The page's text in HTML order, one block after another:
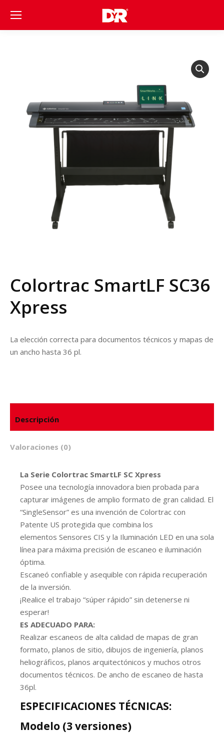
Colortrac SmartLF SC36
Xpress
La elección correcta para documentos técnicos y mapas de
un ancho hasta 36 pl.
Descripción
Valoraciones (0)
La Serie Colortrac SmartLF SC Xpress
Posee una tecnología innovadora bien probada para
capturar imágenes de amplio formato de gran calidad. El
“SingleSensor” es una invención de Colortrac con
Patente US protegida que combina los
elementos Sensores CIS y la Iluminación LED en una sola
línea para máxima precisión de escaneo e iluminación
óptima.
Escaneó confiable y asequible con rápida recuperación
de la inversión.
¡Realice el trabajo “súper rápido” sin detenerse ni
esperar!
ES ADECUADO PARA:
Realizar escaneos de alta calidad de mapas de gran
formato, planos de sitio, dibujos de ingeniería, planos
heliográficos, planos arquitectónicos y muchos otros
documentos técnicos. De ancho de escaneo de hasta
36pl.
ESPECIFICACIONES TÉCNICAS:
Modelo (3 versiones)